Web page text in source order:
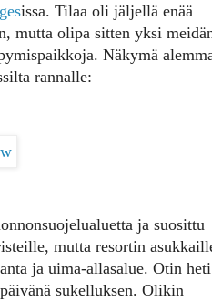
issa. Tilaa oli jäljellä enää
mutta olipa sitten yksi
Näkymä
rannalle:
ja suosittu
mutta resortin
ja uima-allasalue. Otin heti
sukelluksen. Olikin